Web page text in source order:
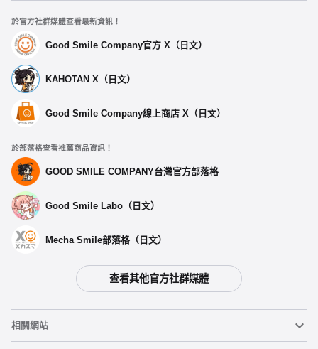
於官方社群媒體查看最新資訊！
Good Smile Company官方 X（日文）
KAHOTAN X（日文）
Good Smile Company線上商店 X（日文）
於部落格查看推薦商品資訊！
GOOD SMILE COMPANY台灣官方部落格
Good Smile Labo（日文）
Mecha Smile部落格（日文）
查看其他官方社群媒體
相關網站